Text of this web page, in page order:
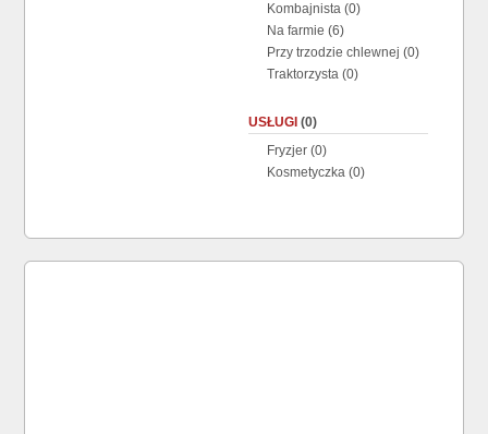
Kombajnista (0)
Na farmie (6)
Przy trzodzie chlewnej (0)
Traktorzysta (0)
USŁUGI (0)
Fryzjer (0)
Kosmetyczka (0)